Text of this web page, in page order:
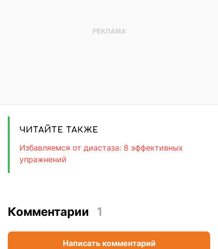
ЧИТАЙТЕ ТАКЖЕ
Избавляемся от диастаза: 8 эффективных
упражнений
Комментарии 1
Написать комментарий